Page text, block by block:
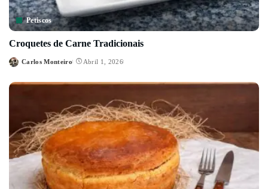
Petiscos
Croquetes de Carne Tradicionais
Posted
Carlos Monteiro Abril 1, 2026